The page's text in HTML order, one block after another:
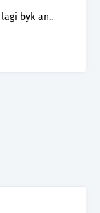
byk an..